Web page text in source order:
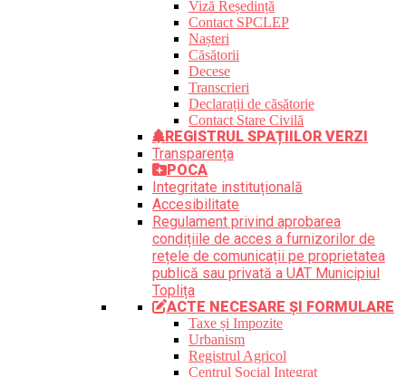
Viză Reședință
Contact SPCLEP
Nașteri
Căsătorii
Decese
Transcrieri
Declarații de căsătorie
Contact Stare Civilă
REGISTRUL SPAȚIILOR VERZI
Transparența
POCA
Integritate instituțională
Accesibilitate
Regulament privind aprobarea
condițiile de acces a furnizorilor de
rețele de comunicații pe proprietatea
publică sau privată a UAT Municipiul
Toplița
ACTE NECESARE ȘI FORMULARE
Taxe și Impozite
Urbanism
Registrul Agricol
Centrul Social Integrat